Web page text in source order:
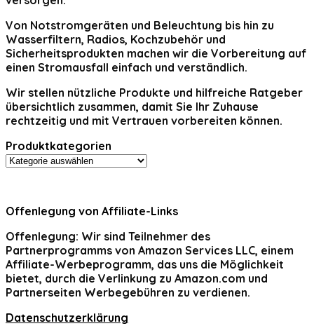
Von Notstromgeräten und Beleuchtung bis hin zu
Wasserfiltern, Radios, Kochzubehör und
Sicherheitsprodukten machen wir die Vorbereitung auf
einen Stromausfall einfach und verständlich.
Wir stellen nützliche Produkte und hilfreiche Ratgeber
übersichtlich zusammen, damit Sie Ihr Zuhause
rechtzeitig und mit Vertrauen vorbereiten können.
Produktkategorien
Offenlegung von Affiliate-Links
Offenlegung: Wir sind Teilnehmer des
Partnerprogramms von Amazon Services LLC, einem
Affiliate-Werbeprogramm, das uns die Möglichkeit
bietet, durch die Verlinkung zu Amazon.com und
Partnerseiten Werbegebühren zu verdienen.
Datenschutzerklärung